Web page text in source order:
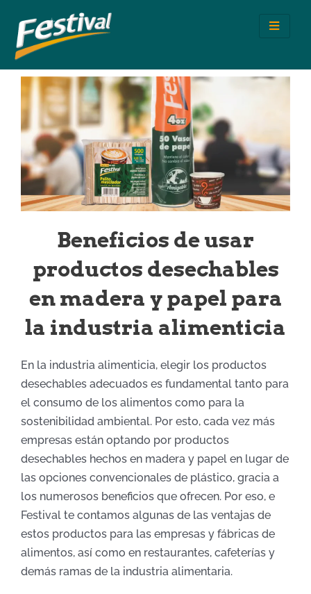
contenido
Beneficios de usar
productos desechables
en madera y papel para
la industria alimenticia
En la industria alimenticia, elegir los productos
desechables adecuados es fundamental tanto para
el consumo de los alimentos como para la
sostenibilidad ambiental. Por esto, cada vez más
empresas están optando por productos
desechables hechos en madera y papel en lugar de
las opciones convencionales de plástico, gracia a
los numerosos beneficios que ofrecen. Por eso, e
Festival te contamos algunas de las ventajas de
estos productos para las empresas y fábricas de
alimentos, así como en restaurantes, cafeterías y
demás ramas de la industria alimentaria.